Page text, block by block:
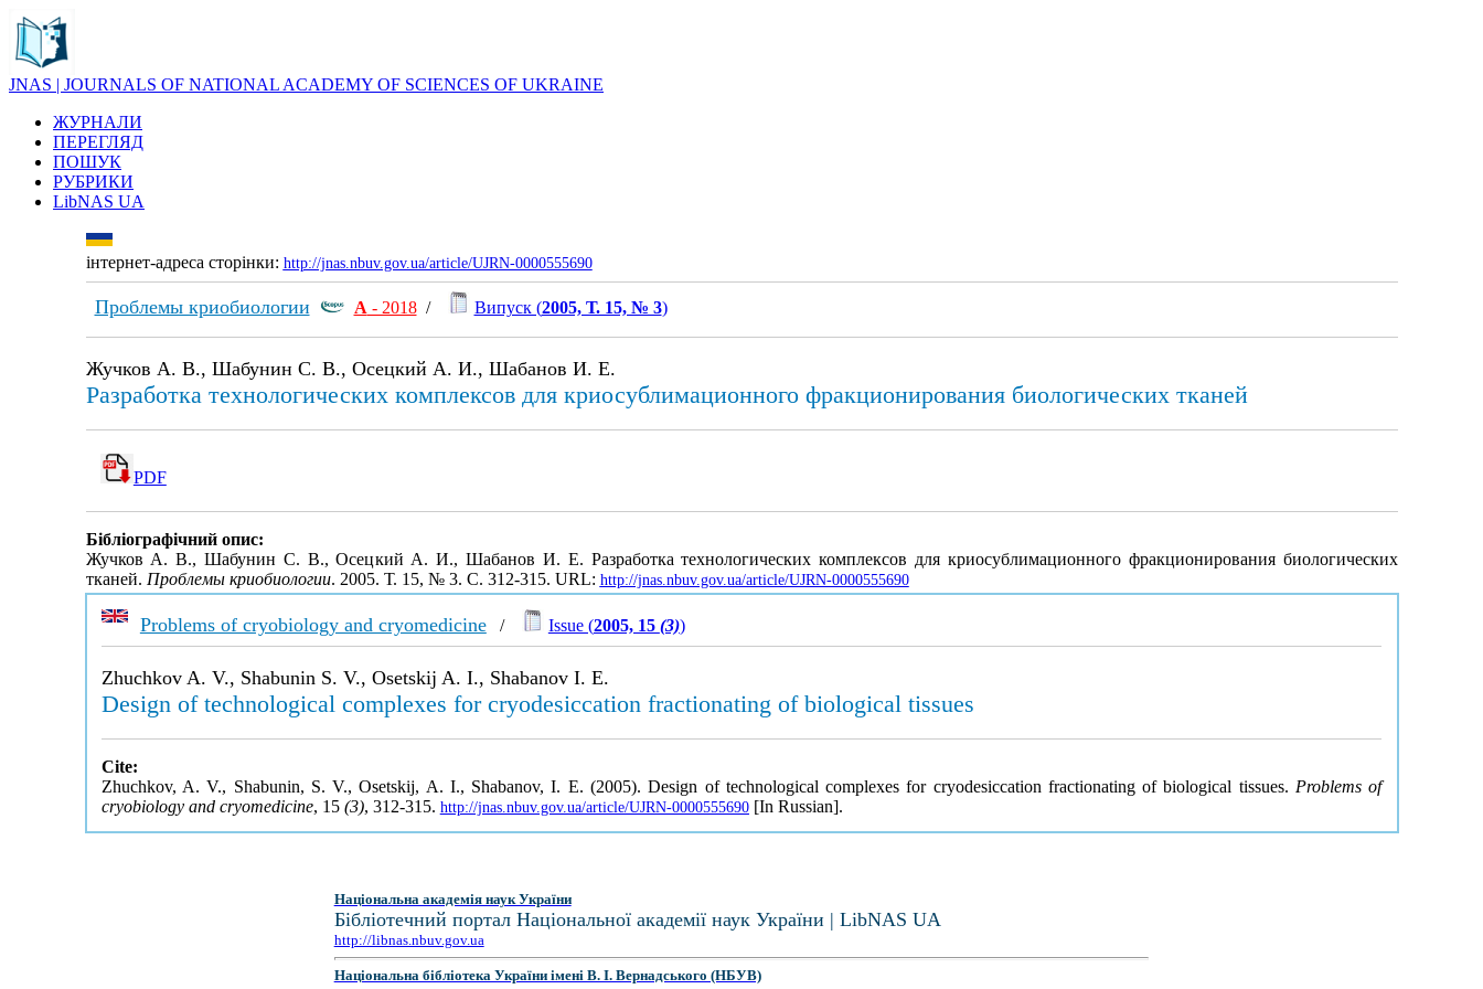
JNAS | JOURNALS OF NATIONAL ACADEMY OF SCIENCES OF UKRAINE
ЖУРНАЛИ
ПЕРЕГЛЯД
ПОШУК
РУБРИКИ
LibNAS UA
інтернет-адреса сторінки: http://jnas.nbuv.gov.ua/article/UJRN-0000555690
Проблемы криобиологии А - 2018/ Випуск (2005, Т. 15, № 3)
Жучков А. В., Шабунин С. В., Осецкий А. И., Шабанов И. Е.
Разработка технологических комплексов для криосублимационного фракционирования биологических тканей
PDF
Бібліографічний опис:
Жучков А. В., Шабунин С. В., Осецкий А. И., Шабанов И. Е. Разработка технологических комплексов для криосублимационного фракционирования биологических
тканей. Проблемы криобиологии. 2005. Т. 15, № 3. С. 312-315. URL: http://jnas.nbuv.gov.ua/article/UJRN-0000555690
Problems of cryobiology and cryomedicine/ Issue (2005, 15 (3))
Zhuchkov A. V., Shabunin S. V., Osetskij A. I., Shabanov I. E.
Design of technological complexes for cryodesiccation fractionating of biological tissues
Cite:
Zhuchkov, A. V., Shabunin, S. V., Osetskij, A. I., Shabanov, I. E. (2005). Design of technological complexes for cryodesiccation fractionating of biological tissues. Problems of
cryobiology and cryomedicine, 15 (3), 312-315. http://jnas.nbuv.gov.ua/article/UJRN-0000555690[In Russian].
Національна академія наук України
Бібліотечний портал Національної академії наук України | LibNAS UA
http://libnas.nbuv.gov.ua
Національна бібліотека України імені В. І. Вернадського (НБУВ)